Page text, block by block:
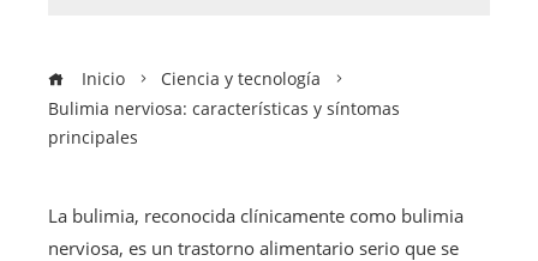
Inicio
Ciencia y tecnología
Bulimia nerviosa: características y síntomas
principales
La bulimia, reconocida clínicamente como bulimia
nerviosa, es un trastorno alimentario serio que se